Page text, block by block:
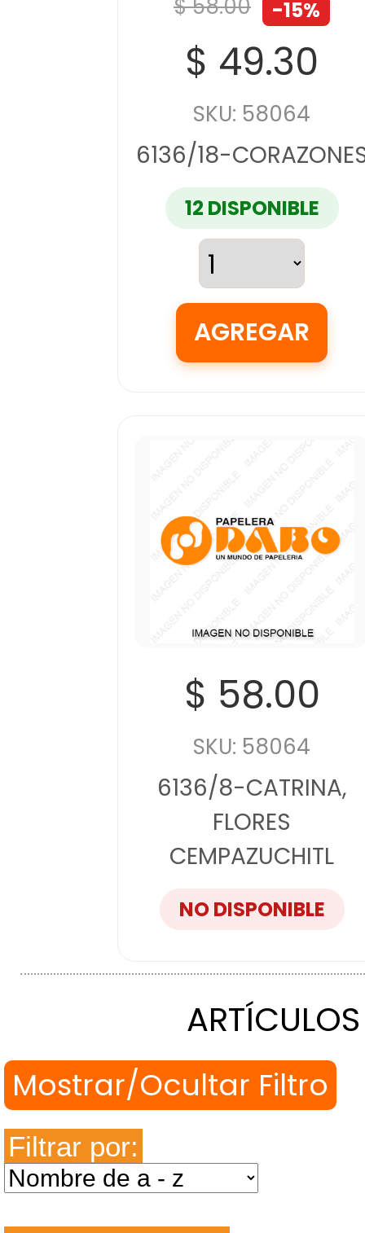
$ 58.00 -15%
$ 49.30
SKU: 58064
6136/18-
12 DISPONIBLE
$ 58.00
SKU: 58064
6136/8-CATRINA,
FLORES
CEMPAZUCHITL
NO DISPONIBLE
Filtrar por: